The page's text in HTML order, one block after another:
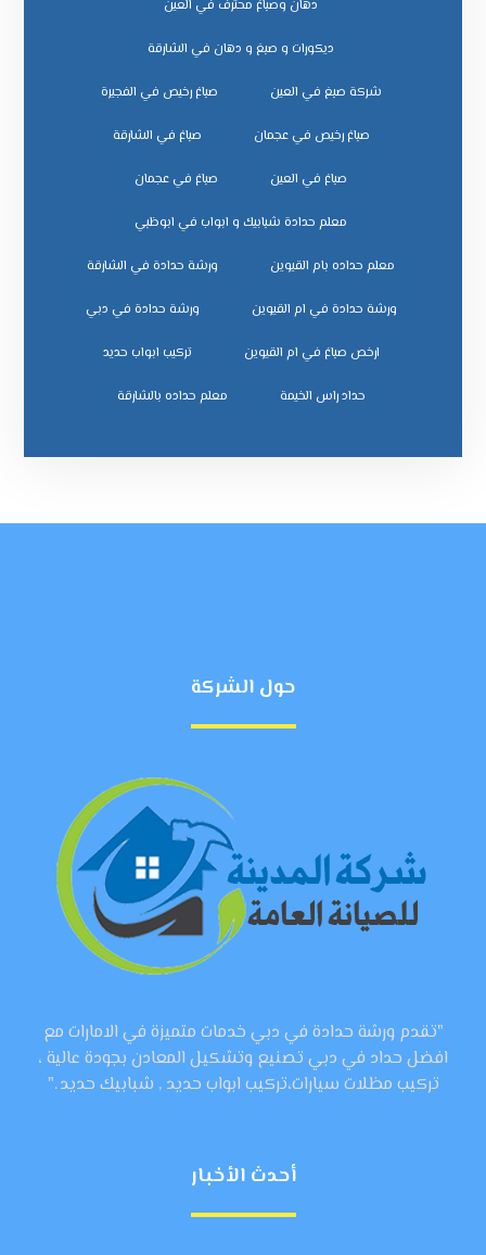
دهان وصباغ محترف في العين
ديكورات و صبغ و دهان في الشارقة
شركة صبغ في العين صباغ رخيص في الفجيرة
صباغ رخيص في عجمان صباغ في الشارقة
صباغ في العين صباغ في عجمان
معلم حدادة شبابيك و ابواب في ابوظبي
معلم حداده بام القيوين ورشة حدادة في الشارقة
ورشة حدادة في ام القيوين ورشة حدادة في دبي
ﺗﺮﻛﻴﺐ اﺑﻮاب ﺣﺪﻳﺪ
ﺣﺪاد راس اﻟﺨﻴﻤﺔ ﻣﻌﻠﻢ ﺣﺪاده ﺑﺎﻟﺸﺎرﻗﺔ
حول الشركة
"تقدم ورشة حدادة في دبي خدمات متميزة في الامارات مع
افضل حداد في دبي تصنيع وتشكيل المعادن بجودة عالية ،
تركيب مظلات سيارات،تركيب ابواب حديد , شبابيك حديد ."
أحدث الأخبار